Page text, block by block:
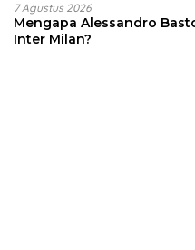
7 Agustus 2026
Mengapa Alessandro
Inter Milan?